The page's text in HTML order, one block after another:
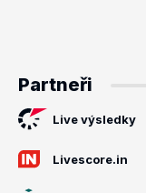
Partneři
Live výsledky
Livescore.in